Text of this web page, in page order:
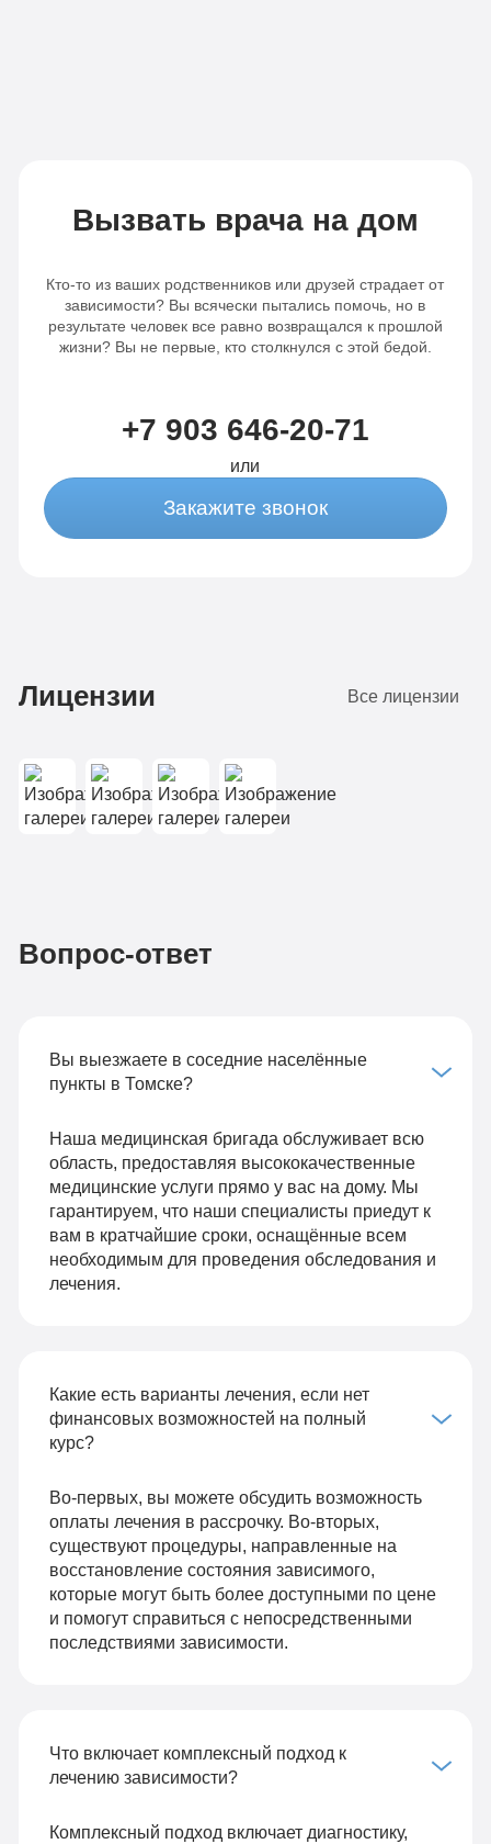
Вызвать врача на дом
Кто-то из ваших родственников или друзей страдает от
зависимости? Вы всячески пытались помочь, но в
результате человек все равно возвращался к прошлой
жизни? Вы не первые, кто столкнулся с этой бедой.
+7 903 646-20-71
или
Закажите звонок
Лицензии Все лицензии
Вопрос-ответ
Вы выезжаете в соседние населённые
пункты в Томске?
Наша медицинская бригада обслуживает всю
область, предоставляя высококачественные
медицинские услуги прямо у вас на дому. Мы
гарантируем, что наши специалисты приедут к
вам в кратчайшие сроки, оснащённые всем
необходимым для проведения обследования и
лечения.
Какие есть варианты лечения, если нет
финансовых возможностей на полный
курс?
Во-первых, вы можете обсудить возможность
оплаты лечения в рассрочку. Во-вторых,
существуют процедуры, направленные на
восстановление состояния зависимого,
которые могут быть более доступными по цене
и помогут справиться с непосредственными
последствиями зависимости.
Что включает комплексный подход к
лечению зависимости?
Комплексный подход включает диагностику,